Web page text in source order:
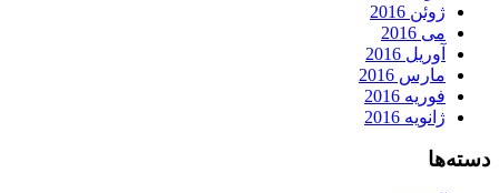
ژوئن 2016
می 2016
آوریل 2016
مارس 2016
فوریه 2016
ژانویه 2016
دسته‌ها